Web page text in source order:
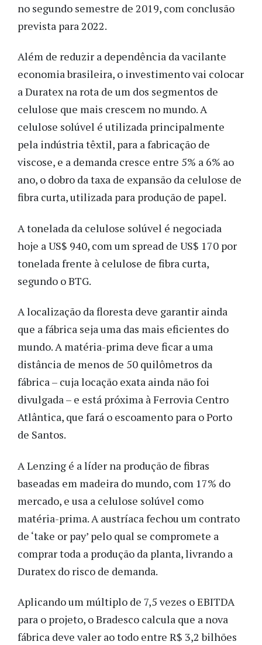
no segundo semestre de 2019, com conclusão
prevista para 2022.
Além de reduzir a dependência da vacilante
economia brasileira, o investimento vai colocar
a Duratex na rota de um dos segmentos de
celulose que mais crescem no mundo. A
celulose solúvel é utilizada principalmente
pela indústria têxtil, para a fabricação de
viscose, e a demanda cresce entre 5% a 6% ao
ano, o dobro da taxa de expansão da celulose de
fibra curta, utilizada para produção de papel.
A tonelada da celulose solúvel é negociada
hoje a US$ 940, com um spread de US$ 170 por
tonelada frente à celulose de fibra curta,
segundo o BTG.
A localização da floresta deve garantir ainda
que a fábrica seja uma das mais eficientes do
mundo. A matéria-prima deve ficar a uma
distância de menos de 50 quilômetros da
fábrica – cuja locação exata ainda não foi
divulgada – e está próxima à Ferrovia Centro
Atlântica, que fará o escoamento para o Porto
de Santos.
A Lenzing é a líder na produção de fibras
baseadas em madeira do mundo, com 17% do
mercado, e usa a celulose solúvel como
matéria-prima. A austríaca fechou um contrato
de ‘take or pay’ pelo qual se compromete a
comprar toda a produção da planta, livrando a
Duratex do risco de demanda.
Aplicando um múltiplo de 7,5 vezes o EBITDA
para o projeto, o Bradesco calcula que a nova
fábrica deve valer ao todo entre R$ 3,2 bilhões